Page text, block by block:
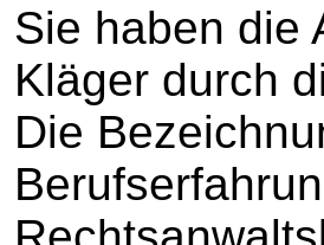
Sie haben die
Kläger durch
Die